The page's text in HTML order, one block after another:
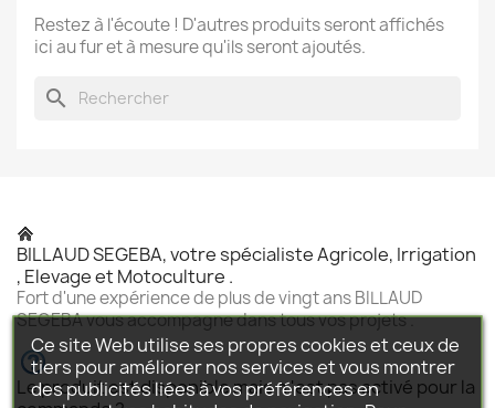
Restez à l'écoute ! D'autres produits seront affichés
ici au fur et à mesure qu'ils seront ajoutés.
search
BILLAUD SEGEBA, votre spécialiste Agricole, Irrigation
, Elevage et Motoculture .
Fort d'une expérience de plus de vingt ans BILLAUD
SEGEBA vous accompagne dans tous vos projets .
Le produit est disponible mais n 'est pas activé pour la
Ce site Web utilise ses propres cookies et ceux de
tiers pour améliorer nos services et vous montrer
des publicités liées à vos préférences en